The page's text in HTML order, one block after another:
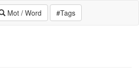
Mot / Word #Tags